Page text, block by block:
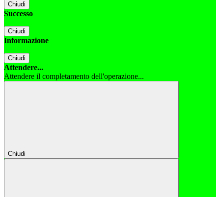
Chiudi
Successo
Chiudi
Informazione
Chiudi
Attendere...
Attendere il completamento dell'operazione...
Chiudi